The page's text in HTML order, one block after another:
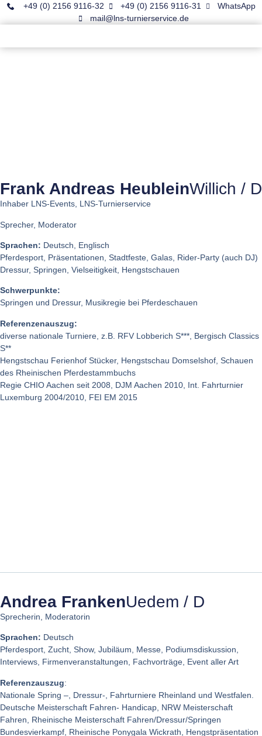
+49 (0) 2156 9116-32 +49 (0) 2156 9116-31
WhatsApp
mail@lns-turnierservice.de
Frank Andreas HeubleinWillich / D
Inhaber LNS-Events, LNS-Turnierservice
Sprecher, Moderator
Sprachen: Deutsch, Englisch
Pferdesport, Präsentationen, Stadtfeste, Galas, Rider-Party (auch DJ)
Dressur, Springen, Vielseitigkeit, Hengstschauen
Schwerpunkte:
Springen und Dressur, Musikregie bei Pferdeschauen
Referenzenauszug:
diverse nationale Turniere, z.B. RFV Lobberich S***, Bergisch Classics
S**
Hengstschau Ferienhof Stücker, Hengstschau Domselshof, Schauen
des Rheinischen Pferdestammbuchs
Regie CHIO Aachen seit 2008, DJM Aachen 2010, Int. Fahrturnier
Luxemburg 2004/2010, FEI EM 2015
Andrea FrankenUedem / D
Sprecherin, Moderatorin
Sprachen: Deutsch
Pferdesport, Zucht, Show, Jubiläum, Messe, Podiumsdiskussion,
Interviews, Firmenveranstaltungen, Fachvorträge, Event aller Art
Referenzauszug:
Nationale Spring –, Dressur-, Fahrturniere Rheinland und Westfalen.
Deutsche Meisterschaft Fahren- Handicap, NRW Meisterschaft
Fahren, Rheinische Meisterschaft Fahren/Dressur/Springen
Bundesvierkampf, Rheinische Ponygala Wickrath, Hengstpräsentation